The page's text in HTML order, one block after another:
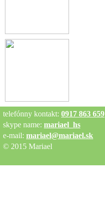
telefónny kontakt: 0917 863 659
skype name: mariael_hs
e-mail: mariael@mariael.sk
© 2015 Mariael